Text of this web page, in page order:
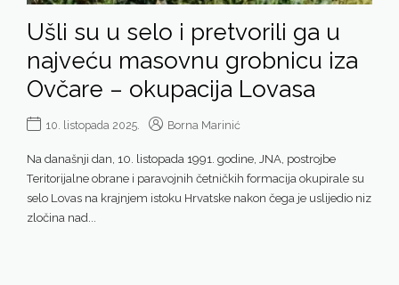
Ušli su u selo i pretvorili ga u
najveću masovnu grobnicu iza
Ovčare – okupacija Lovasa
10. listopada 2025. Borna Marinić
Na današnji dan, 10. listopada 1991. godine, JNA, postrojbe
Teritorijalne obrane i paravojnih četničkih formacija okupirale su
selo Lovas na krajnjem istoku Hrvatske nakon čega je uslijedio niz
zločina nad...